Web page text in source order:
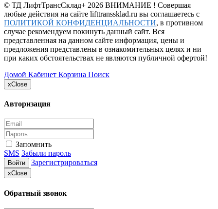
© ТД ЛифтТрансСклад+ 2026 ВНИМАНИЕ ! Совершая
любые действия на сайте lifttranssklad.ru вы соглашаетесь с
ПОЛИТИКОЙ КОНФИДЕНЦИАЛЬНОСТИ, в противном
случае рекомендуем покинуть данный сайт. Вся
представленная на данном сайте информация, цены и
предложения представлены в ознакомительных целях и ни
при каких обстоятельствах не являются публичной офертой!
Домой Кабинет Корзина Поиск
xClose
Авторизация
Запомнить
SMS Забыли пароль
Войти Зарегистрироваться
xClose
Обратный звонок